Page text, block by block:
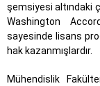
şemsiyesi altındaki
Washington
sayesinde lisans
hak kazanmışlardır.
Mühendislik